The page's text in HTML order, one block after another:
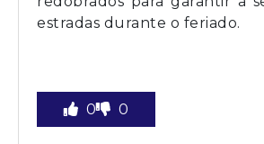
estradas durante o feriado.
0 0